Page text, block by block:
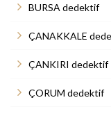
BURSA dedektif
ÇANAKKALE
ÇANKIRI dedektif
ÇORUM dedektif